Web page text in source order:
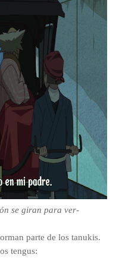
se giran para ver-
parte de los tanukis.
tengus: